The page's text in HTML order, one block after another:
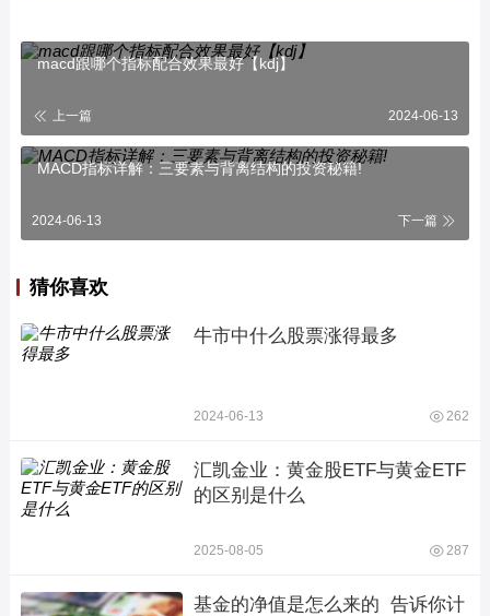
macd跟哪个指标配合效果最好【kdj】
上一篇 2024-06-13
MACD指标详解：三要素与背离结构的投资秘籍!
2024-06-13 下一篇
猜你喜欢
牛市中什么股票涨得最多
2024-06-13 262
汇凯金业：黄金股ETF与黄金ETF
的区别是什么
2025-08-05 287
基金的净值是怎么来的  告诉你计